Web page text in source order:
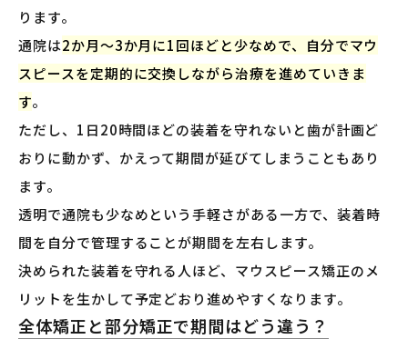
ります。
通院は2か月〜3か月に1回ほどと少なめで、自分でマウ
スピースを定期的に交換しながら治療を進めていきま
す。
ただし、1日20時間ほどの装着を守れないと歯が計画ど
おりに動かず、かえって期間が延びてしまうこともあり
ます。
透明で通院も少なめという手軽さがある一方で、装着時
間を自分で管理することが期間を左右します。
決められた装着を守れる人ほど、マウスピース矯正のメ
リットを生かして予定どおり進めやすくなります。
全体矯正と部分矯正で期間はどう違う？